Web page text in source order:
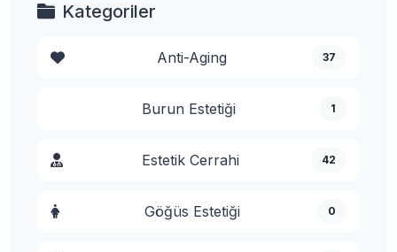
Kategoriler
Anti-Aging 37
Burun Estetiği 1
Estetik Cerrahi 42
Göğüs Estetiği 0